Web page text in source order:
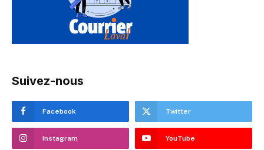
Suivez-nous
Facebook Twitter
Instagram YouTube